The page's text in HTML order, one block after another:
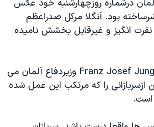
کادر رهبری ایران
درشماره روزچهارشنبه خود عکس
بود. آنگلا مرکل صدراعظم
انگيز و غيرقابل بخشش ناميده
فرانز جوزف يونگ Franz Josef Jung وزيردفاع آلمان می
را که مرتکب اين عمل شده
است.